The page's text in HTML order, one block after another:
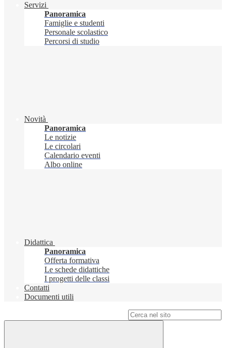
Servizi
Panoramica
Famiglie e studenti
Personale scolastico
Percorsi di studio
Novità
Panoramica
Le notizie
Le circolari
Calendario eventi
Albo online
Didattica
Panoramica
Offerta formativa
Le schede didattiche
I progetti delle classi
Contatti
Documenti utili